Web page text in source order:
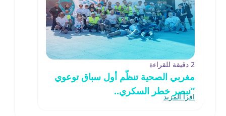
2 دقيقة للقراءة
مغربي الصحية تنظّم أول سباق توعوي
“نبصر خطر السكري..
اقرأ المزيد